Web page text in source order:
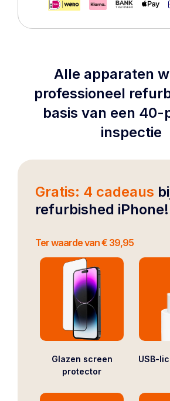
Alle apparaten
professioneel
basis van een
inspectie
Gratis: 4 cadeaus
refurbished iPhone!
Ter waarde van € 39,95
Glazen screen
protector
USB-